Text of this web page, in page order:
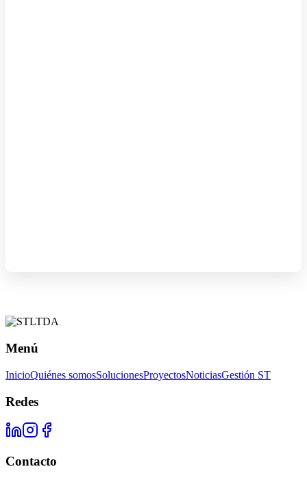
Menú
InicioQuiénes somosSolucionesProyectosNoticiasGestión ST
Redes
Contacto